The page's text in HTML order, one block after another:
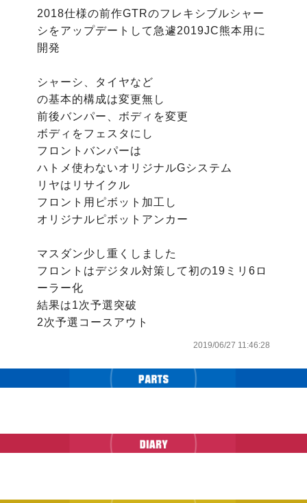
2018仕様の前作GTRのフレキシブルシャー
シをアップデートして急遽2019JC熊本用に
開発
シャーシ、タイヤなど
の基本的構成は変更無し
前後バンパー、ボディを変更
ボディをフェスタにし
フロントバンパーは
ハトメ使わないオリジナルGシステム
リヤはリサイクル
フロント用ピボット加工し
オリジナルピボットアンカー
マスダン少し重くしました
フロントはデジタル対策して初の19ミリ6ロ
ーラー化
結果は1次予選突破
2019/06/27 11:46:28